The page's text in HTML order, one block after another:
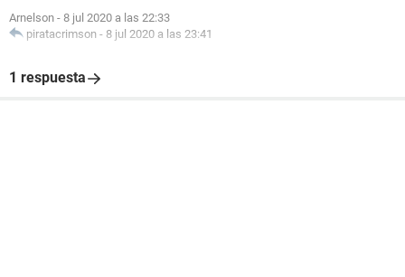
Arnelson - 8 jul 2020 a las 22:33
piratacrimson - 8 jul 2020 a las 23:41
1 respuesta